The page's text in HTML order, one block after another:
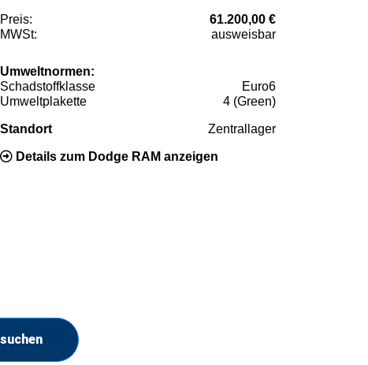
Preis:
61.200,00 €
MWSt:
ausweisbar
Umweltnormen:
Schadstoffklasse
Euro6
Umweltplakette
4 (Green)
Standort Zentrallager
Details zum Dodge RAM anzeigen